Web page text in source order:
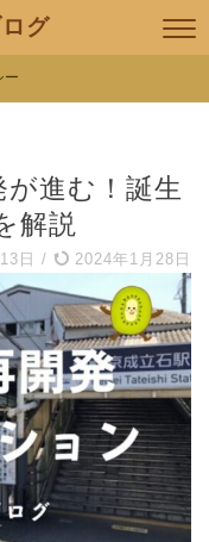
グ
ー
進む！誕生
解説
日 / 2024年1月28日